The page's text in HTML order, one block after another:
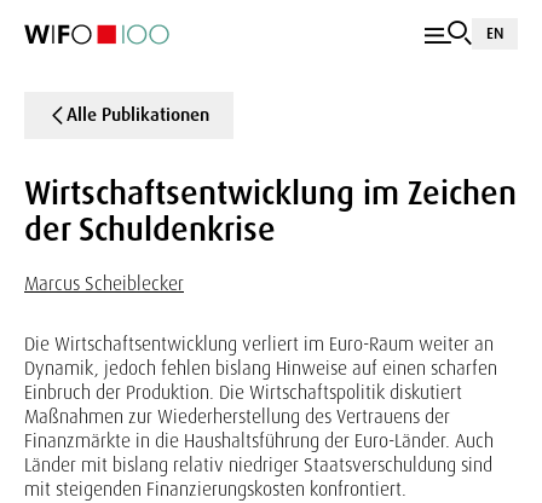
EN
Alle Publikationen
Wirtschaftsentwicklung im Zeichen
der Schuldenkrise
Marcus Scheiblecker
Die Wirtschaftsentwicklung verliert im Euro-Raum weiter an
Dynamik, jedoch fehlen bislang Hinweise auf einen scharfen
Einbruch der Produktion. Die Wirtschaftspolitik diskutiert
Maßnahmen zur Wiederherstellung des Vertrauens der
Finanzmärkte in die Haushaltsführung der Euro-Länder. Auch
Länder mit bislang relativ niedriger Staatsverschuldung sind
mit steigenden Finanzierungskosten konfrontiert.